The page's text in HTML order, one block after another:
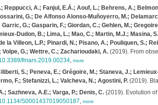
Reppucci, A.; Fanjul, E.Á.; Aouf, L.; Behrens, A.;
G.; De Alfonso Alonso-Muñoyerro, M.;
Garric, G.; Gasparin, F.; Giordan, C.; Gehlen, M.;
Dudon, B.; Lima, L.; Mao, C.; Martin, M.J.; Masina,
la Villeon, L.P.; Pinardi, N.; Pisano, A.; Pouliquen, S.;
G.; Wettre, C.; Zacharioudaki, A.(2019). From
fmars.2019.00234, more
S.; Peneva, E.; Grégoire, M.; Staneva, J.;
F.; Stefanizzi, L.; Valcheva, N.; Agostini, P.(2019).
Sazhneva, A.E.; Varga, P.; Denis, C.(2019). Evolution of
S0001437019050187, more